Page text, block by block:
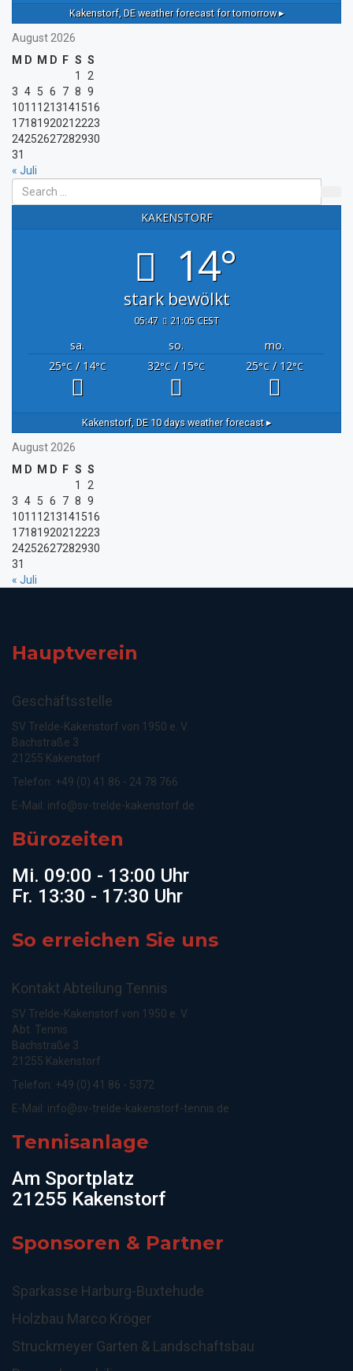
Kakenstorf, DEweather forecast for tomorrow ▸
August 2026
M D M D F S S
1
2
3 4 5 6 7 8 9
1011 1213141516
1718192021 2223
24252627282930
31
« Juli
KAKENSTORF
14°
stark bewölkt
05:47 21:05 CEST
sa. so.
mo.
25°C/ 14°C 32°C/ 15°C 25°C / 12°C
Kakenstorf, DE10 days weather forecast ▸
August 2026
M D M D F S S
1
2
3 4 5 6 7 8 9
1011 1213141516
1718192021 2223
24252627282930
31
« Juli
Hauptverein
Geschäftsstelle
SV Trelde-Kakenstorf von 1950 e. V.
Bachstraße 3
21255 Kakenstorf
Telefon: +49 (0) 41 86 - 24 78 766
E-Mail: info@sv-trelde-kakenstorf.de
Bürozeiten
Mi. 09:00 - 13:00 Uhr
Fr. 13:30 - 17:30 Uhr
So erreichen Sie uns
Kontakt Abteilung Tennis
SV Trelde-Kakenstorf von 1950 e. V.
Abt. Tennis
Bachstraße 3
21255 Kakenstorf
Telefon: +49 (0) 41 86 - 5372
E-Mail: info@sv-trelde-kakenstorf-tennis.de
Tennisanlage
Am Sportplatz
21255 Kakenstorf
Sponsoren & Partner
Sparkasse Harburg-Buxtehude
Holzbau Marco Kröger
Struckmeyer Garten & Landschaftsbau